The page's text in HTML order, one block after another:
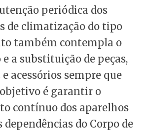
periódica dos
de climatização do tipo
também contempla o
a substituição de peças,
acessórios sempre que
objetivo é garantir o
contínuo dos aparelhos
do Corpo de